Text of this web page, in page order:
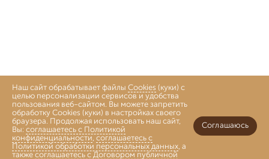
Наш сайт обрабатывает файлы Cookies (куки) с
целью персонализации сервисов и удобства
пользования веб-сайтом. Вы можете запретить
обработку Cookies (куки) в настройках своего
браузера. Продолжая использовать наш сайт,
Вы: соглашаетесь с Политикой
конфиденциальности, соглашаетесь с
Политикой обработки персональных данных, а
также соглашаетесь с Договором публичной
Соглашаюсь